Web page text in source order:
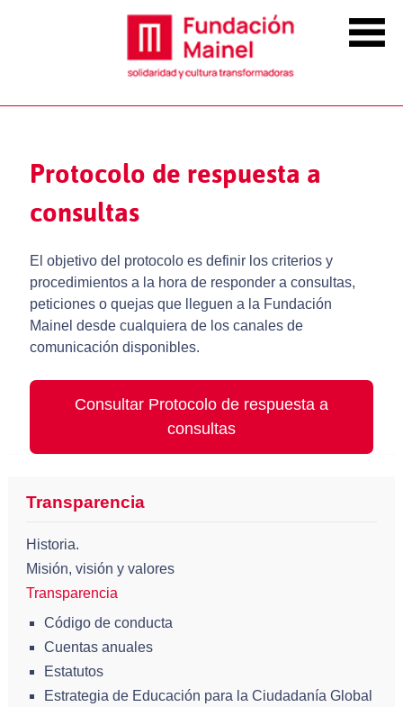
Protocolo de respuesta a
consultas
El objetivo del protocolo es definir los criterios y
procedimientos a la hora de responder a consultas,
peticiones o quejas que lleguen a la Fundación
Mainel desde cualquiera de los canales de
comunicación disponibles.
Consultar Protocolo de respuesta a
consultas
Transparencia
Historia.
Misión, visión y valores
Transparencia
Código de conducta
Cuentas anuales
Estatutos
Estrategia de Educación para la Ciudadanía Global